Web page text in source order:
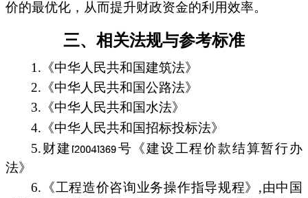
价的最优化，从而提升财政资金的利用效率。
三、相关法规与参考标准
1.《中华人民共和国建筑法》
2.《中华人民共和国公路法》
3.《中华人民共和国水法》
4.《中华人民共和国招标投标法》
5.财建
号《建设工程价款结算暂行办
法》
6.《工程造价咨询业务操作指导规程》,由中国